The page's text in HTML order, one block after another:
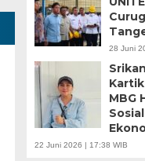
28 Juni
MBG
22 Juni 2026 | 17:38 WIB
APBD Tahun 2025